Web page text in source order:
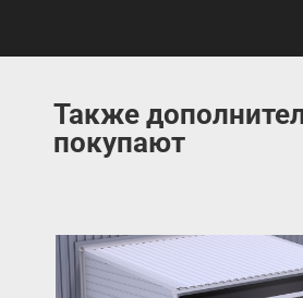
Также
покупают